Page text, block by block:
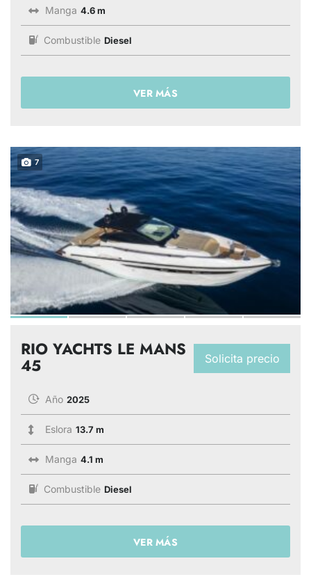
Manga 4.6 m
Combustible Diesel
VER MÁS
7
Solicita precio
RIO YACHTS LE MANS
45
Año 2025
Eslora 13.7 m
Manga 4.1 m
Combustible Diesel
VER MÁS